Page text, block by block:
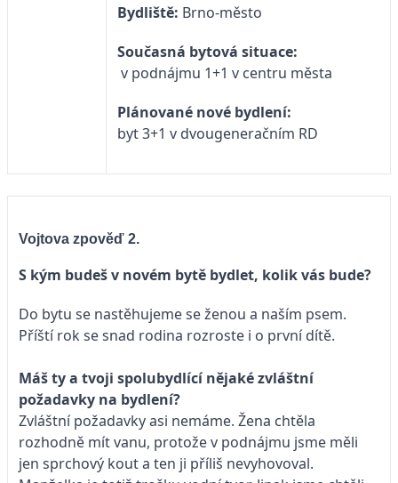
Bydliště: Brno-město
Současná bytová situace:
v podnájmu 1+1 v centru města
Plánované nové bydlení:
byt 3+1 v dvougeneračním RD
Vojtova zpověď 2.
S kým budeš v novém bytě bydlet, kolik vás bude?
Do bytu se nastěhujeme se ženou a naším psem.
Příští rok se snad rodina rozroste i o první dítě.
Máš ty a tvoji spolubydlící nějaké zvláštní
požadavky na bydlení?
Zvláštní požadavky asi nemáme. Žena chtěla
rozhodně mít vanu, protože v podnájmu jsme měli
jen sprchový kout a ten ji příliš nevyhovoval.